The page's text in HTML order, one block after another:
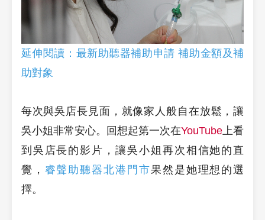
延伸閱讀：最新助聽器補助申請 補助金額及補
助對象
每次與吳店長見面，就像家人般自在放鬆，讓
吳小姐非常安心。回想起第一次在YouTube 上看
到吳店長的影片，讓吳小姐再次相信她的直
覺， 睿聲助聽器北港門市果然是她理想的選
擇。